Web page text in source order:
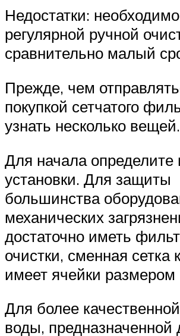
Недостатки:
регулярной ручной
сравнительно малый
Прежде, чем
покупкой сетчатого
узнать несколько вещей.
Для начала определите
установки. Для защиты
большинства
механических
достаточно иметь
очистки, сменная сетка
имеет ячейки
Для более
воды, предназначенной